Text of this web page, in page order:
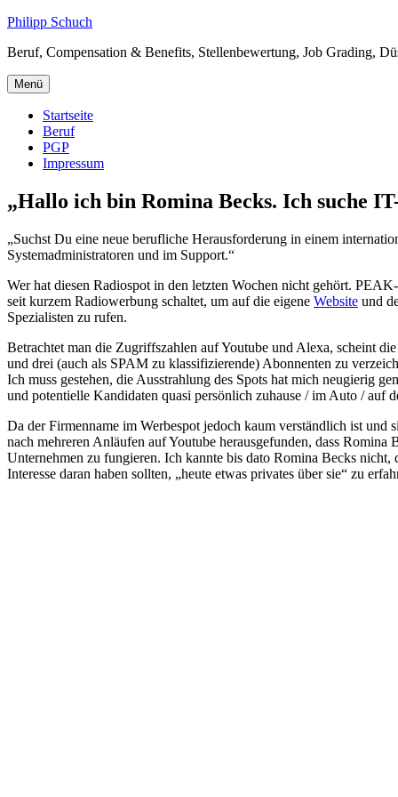
Zum
springen
Philipp Schuch
Beruf, Compensation & Benefits, Stellenbewertung, Job Grading,
Menü
Startseite
Beruf
PGP
Impressum
„Hallo ich bin Romina Becks. Ich suche
„Suchst Du eine neue berufliche Herausforderung in einem
Systemadministratoren und im Support.“
Wer hat diesen Radiospot in den letzten Wochen nicht gehört.
seit kurzem Radiowerbung schaltet, um auf die eigene Website und
Spezialisten zu rufen.
Betrachtet man die Zugriffszahlen auf Youtube und Alexa, scheint
und drei (auch als SPAM zu klassifizierende) Abonnenten zu
Ich muss gestehen, die Ausstrahlung des Spots hat mich neugierig
und potentielle Kandidaten quasi persönlich zuhause / im Auto / auf
Da der Firmenname im Werbespot jedoch kaum verständlich ist
nach mehreren Anläufen auf Youtube herausgefunden, dass
Unternehmen zu fungieren. Ich kannte bis dato Romina Becks
Interesse daran haben sollten, „heute etwas privates über sie“ zu